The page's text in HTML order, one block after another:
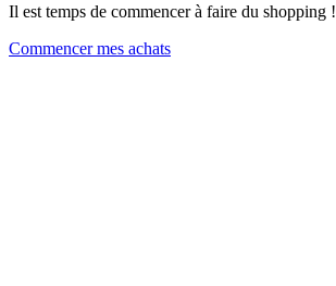
Il est temps de commencer à faire du shopping !
Commencer mes achats